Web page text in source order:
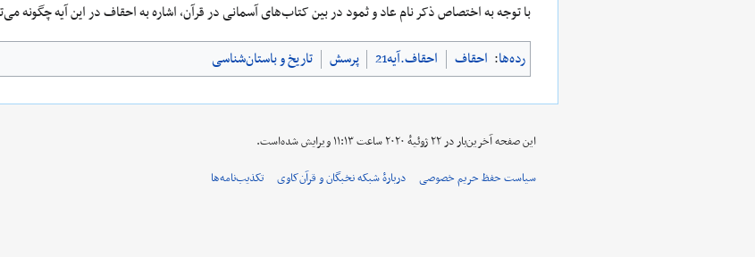
با توجه به اختصاص ذکر نام عاد و ثمود در بین کتاب‌های آسمانی در قرآن، اشاره به احقاف در این آیه چگونه
رده‌ها: احقاف احقاف.آیه21 پرسش تاریخ و باستان‌شناسی
این صفحه آخرین‌بار در ‏۲۲ ژوئیهٔ ۲۰۲۰ ساعت ‏۱۱:۱۳ ویرایش شده‌است.
سیاست حفظ حریم خصوصی
دربارهٔ شبکه نخبگان و قرآن‌کاوی تکذیب‌نامه‌ها